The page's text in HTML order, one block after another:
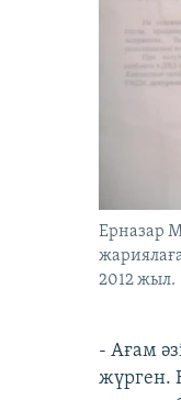
Ерназар
2012 жыл.
- Ағам
жүрген.